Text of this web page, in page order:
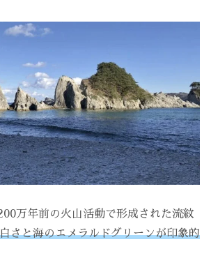
万年前の火山活動で形成された流紋
さと海のエメラルドグリーンが印象的